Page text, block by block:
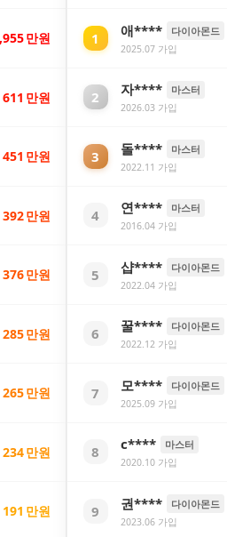
만원
611 만원
451 만원
392만원
376만원
285만원
265만원
234만원
191 만원
1 애**** 다이아몬드
2025.07 가입
2 자**** 마스터
2026.03 가입
3 돌**** 마스터
2022.11 가입
4 연**** 마스터
2016.04 가입
5 샵**** 다이아몬드
2022.04 가입
6 꿀**** 다이아몬드
2022.12 가입
7 모**** 다이아몬드
2025.09 가입
8 c**** 마스터
2020.10 가입
9 권**** 다이아몬드
2023.06 가입